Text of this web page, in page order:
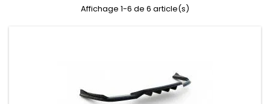
Affichage 1-6 de 6 article(s)